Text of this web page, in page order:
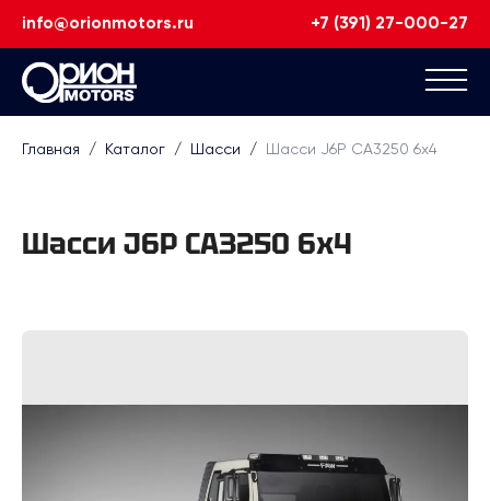
info@orionmotors.ru +7 (391) 27-000-27
Главная / Каталог / Шасси / Шасси J6P CA3250 6х4
Шасси J6P CA3250 6х4